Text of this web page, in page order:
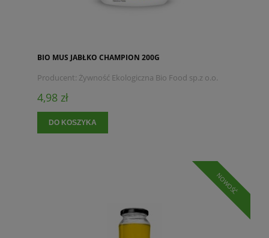
BIO MUS JABŁKO CHAMPION 200G
Producent: Żywność Ekologiczna Bio Food sp.z o.o.
4,98 zł
DO KOSZYKA
NOWOŚĆ